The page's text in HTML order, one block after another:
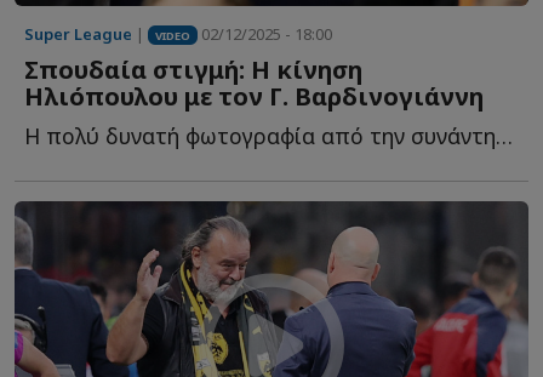
Super League | VIDEO 02/12/2025 - 18:00
Σπουδαία στιγμή: Η κίνηση
Ηλιόπουλου με τον Γ. Βαρδινογιάννη
Η πολύ δυνατή φωτογραφία από την συνάντηση του ιστορικού π...